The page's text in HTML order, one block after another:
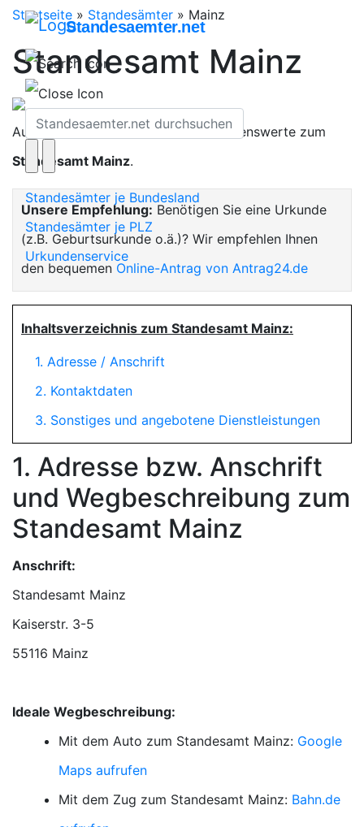
Standesaemter.net
Standesämter je Bundesland
Standesämter je PLZ
Urkundenservice
Startseite » Standesämter » Mainz
Standesamt Mainz
Auf dieser Seite finden Sie alles Wissenswerte zum
Standesamt Mainz.
Unsere Empfehlung: Benötigen Sie eine Urkunde
(z.B. Geburtsurkunde o.ä.)? Wir empfehlen Ihnen
den bequemen Online-Antrag von Antrag24.de
Inhaltsverzeichnis zum Standesamt Mainz:
1. Adresse / Anschrift
2. Kontaktdaten
3. Sonstiges und angebotene Dienstleistungen
1. Adresse bzw. Anschrift
und Wegbeschreibung zum
Standesamt Mainz
Anschrift:
Standesamt Mainz
55116 Mainz
Ideale Wegbeschreibung:
Mit dem Auto zum Standesamt Mainz: Google
Maps aufrufen
Mit dem Zug zum Standesamt Mainz: Bahn.de